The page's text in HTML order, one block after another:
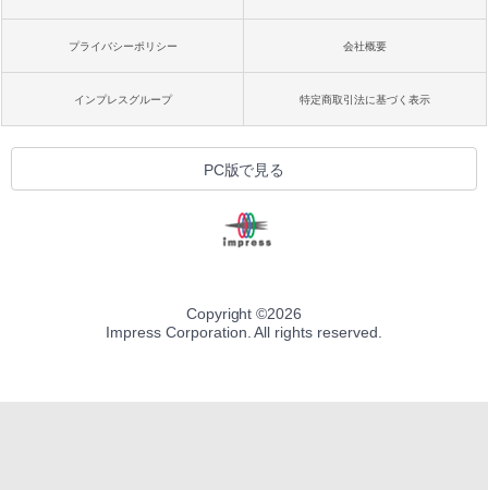
プライバシーポリシー 会社概要
インプレスグループ 特定商取引法に基づく表示
PC版で見る
Copyright ©2026
Impress Corporation. All rights reserved.